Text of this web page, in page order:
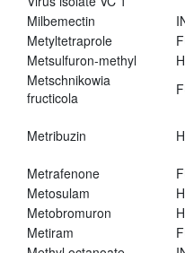
Milbemectin
Metyltetraprole
Metsulfuron-methyl
Metschnikowia
fructicola
Metribuzin
Metrafenone
Metosulam
Metobromuron
Metiram